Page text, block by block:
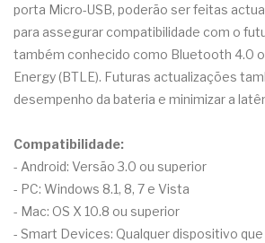
porta Micro-USB, poderão ser feitas
para assegurar compatibilidade com o
também conhecido como Bluetooth 4.0
Energy (BTLE). Futuras actualizações
desempenho da bateria e minimizar a
Compatibilidade:
- Android: Versão 3.0 ou superior
- PC: Windows 8.1, 8, 7 e Vista
- Mac: OS X 10.8 ou superior
- Smart Devices: Qualquer dispositivo